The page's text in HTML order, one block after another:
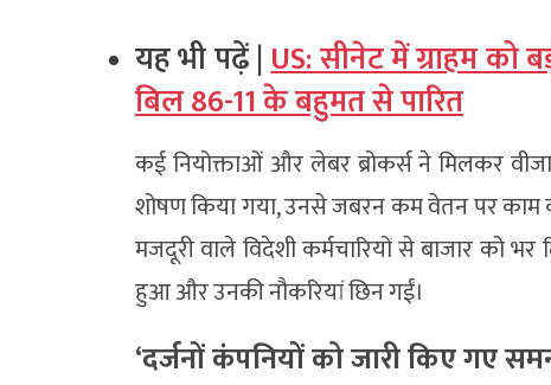
यह भी पढ़ें |US: सीनेट में ग्राहम को
बिल 86-11 के बहुमत से पारित
कई नियोक्ताओं और लेबर ब्रोकर्स ने मिलकर
शोषण किया गया, उनसे जबरन कम वेतन पर
मजदूरी वाले विदेशी कर्मचारियों से बाजार को
हुआ और उनकी नौकरियां छिन गईं।
‘दर्जनों कंपनियों को जारी किए गए